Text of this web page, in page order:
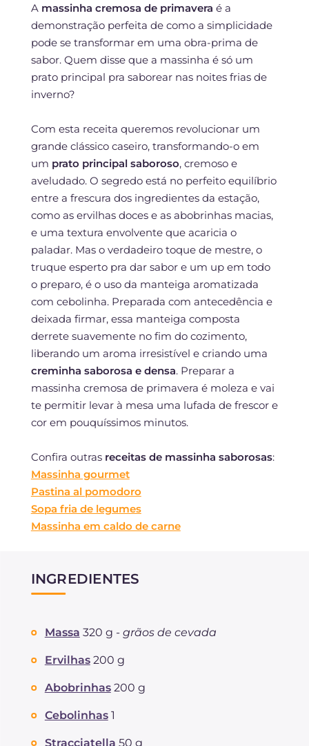
A massinha cremosa de primavera é a
demonstração perfeita de como a simplicidade
pode se transformar em uma obra-prima de
sabor. Quem disse que a massinha é só um
prato principal pra saborear nas noites frias de
inverno?
Com esta receita queremos revolucionar um
grande clássico caseiro, transformando-o em
um prato principal saboroso, cremoso e
aveludado. O segredo está no perfeito equilíbrio
entre a frescura dos ingredientes da estação,
como as ervilhas doces e as abobrinhas macias,
e uma textura envolvente que acaricia o
paladar. Mas o verdadeiro toque de mestre, o
truque esperto pra dar sabor e um up em todo
o preparo, é o uso da manteiga aromatizada
com cebolinha. Preparada com antecedência e
deixada firmar, essa manteiga composta
derrete suavemente no fim do cozimento,
liberando um aroma irresistível e criando uma
creminha saborosa e densa. Preparar a
massinha cremosa de primavera é moleza e vai
te permitir levar à mesa uma lufada de frescor e
cor em pouquíssimos minutos.
Confira outras receitas de massinha saborosas:
Massinha gourmet
Pastina al pomodoro
Sopa fria de legumes
Massinha em caldo de carne
INGREDIENTES
Massa 320 g - grãos de cevada
Ervilhas 200 g
Abobrinhas 200 g
Cebolinhas 1
Stracciatella 50 g